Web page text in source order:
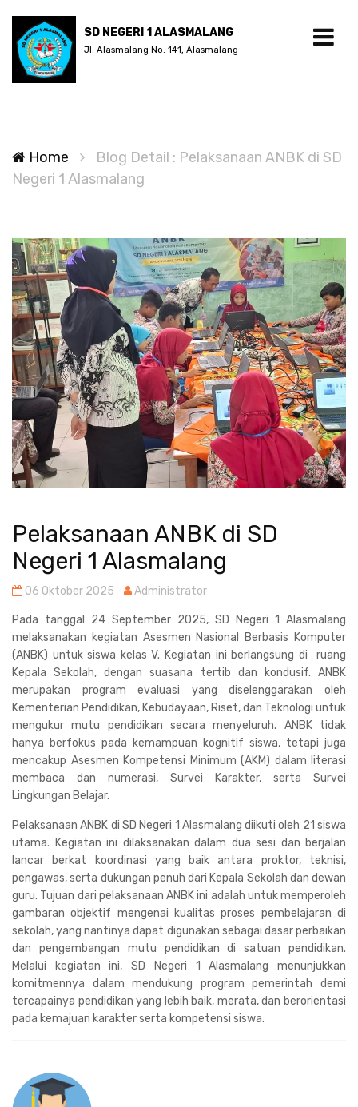
SD NEGERI 1 ALASMALANG
Jl. Alasmalang No. 141, Alasmalang
Home
Blog Detail : Pelaksanaan ANBK di SD
Negeri 1 Alasmalang
Pelaksanaan ANBK di SD
Negeri 1 Alasmalang
06 Oktober 2025 Administrator
Pada tanggal 24 September 2025, SD Negeri 1 Alasmalang
melaksanakan kegiatan Asesmen Nasional Berbasis Komputer
(ANBK) untuk siswa kelas V. Kegiatan ini berlangsung di ruang
Kepala Sekolah, dengan suasana tertib dan kondusif. ANBK
merupakan program evaluasi yang diselenggarakan oleh
Kementerian Pendidikan, Kebudayaan, Riset, dan Teknologi untuk
mengukur mutu pendidikan secara menyeluruh. ANBK tidak
hanya berfokus pada kemampuan kognitif siswa, tetapi juga
mencakup Asesmen Kompetensi Minimum (AKM) dalam literasi
membaca dan numerasi, Survei Karakter, serta Survei
Lingkungan Belajar.
Pelaksanaan ANBK di SD Negeri 1 Alasmalang diikuti oleh 21 siswa
utama. Kegiatan ini dilaksanakan dalam dua sesi dan berjalan
lancar berkat koordinasi yang baik antara proktor, teknisi,
pengawas, serta dukungan penuh dari Kepala Sekolah dan dewan
guru. Tujuan dari pelaksanaan ANBK ini adalah untuk memperoleh
gambaran objektif mengenai kualitas proses pembelajaran di
sekolah, yang nantinya dapat digunakan sebagai dasar perbaikan
dan pengembangan mutu pendidikan di satuan pendidikan.
Melalui kegiatan ini, SD Negeri 1 Alasmalang menunjukkan
komitmennya dalam mendukung program pemerintah demi
tercapainya pendidikan yang lebih baik, merata, dan berorientasi
pada kemajuan karakter serta kompetensi siswa.